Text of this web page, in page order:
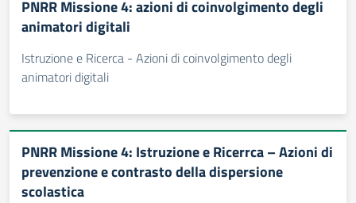
PNRR Missione 4: azioni di coinvolgimento degli
animatori digitali
Istruzione e Ricerca - Azioni di coinvolgimento degli
animatori digitali
PNRR Missione 4: Istruzione e Ricerrca – Azioni di
prevenzione e contrasto della dispersione
scolastica